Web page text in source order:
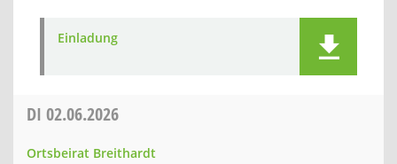
Einladung
DI 02.06.2026
Ortsbeirat Breithardt